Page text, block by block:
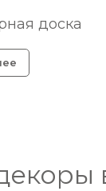
доска